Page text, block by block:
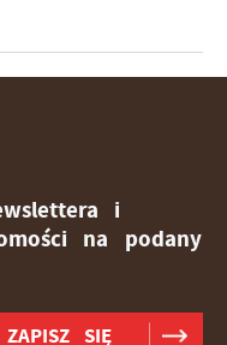
i
na podany